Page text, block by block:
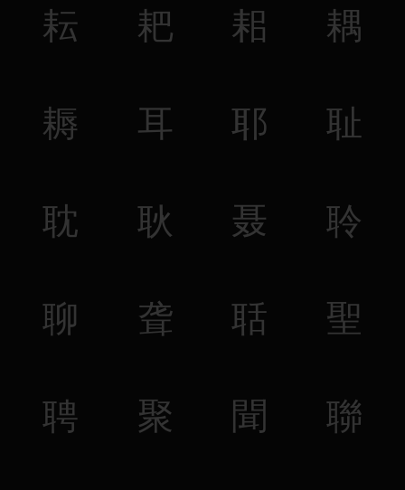
耘 耙 耜 耦
耨 耳 耶 耻
耽 耿 聂 聆
聊 聋 聒 聖
聘 聚 聞 聯